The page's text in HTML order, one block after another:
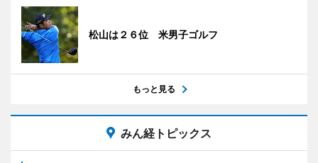
松山は２６位 米男子ゴルフ
もっと見る
みん経トピックス